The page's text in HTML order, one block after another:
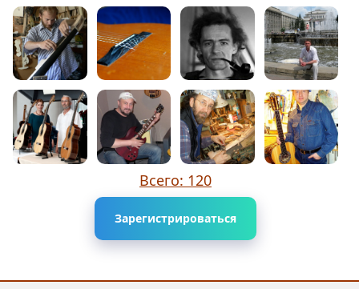
Всего: 120
Зарегистрироваться